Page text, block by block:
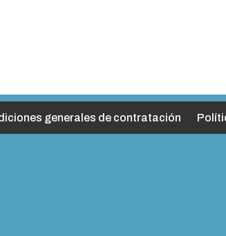
generales de contratación